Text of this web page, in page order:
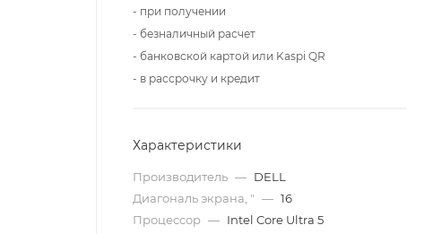
- при получении
- безналичный расчет
- банковской картой или Kaspi QR
- в рассрочку и кредит
Характеристики
Производитель — DELL
Диагональ экрана, " — 16
Процессор — Intel Core Ultra 5